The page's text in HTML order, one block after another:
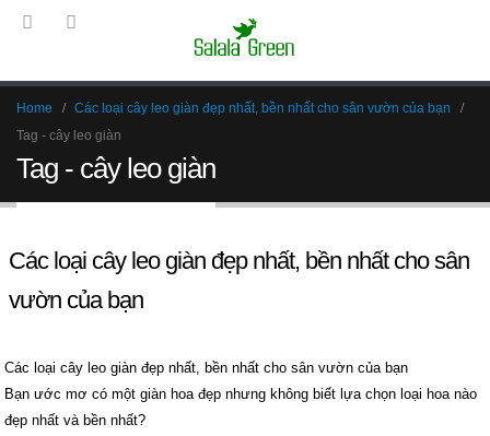
Home
Các loại cây leo giàn đẹp nhất, bền nhất cho sân vườn của bạn
Tag - cây leo giàn
Tag - cây leo giàn
Các loại cây leo giàn đẹp nhất, bền nhất cho sân
vườn của bạn
Các loại cây leo giàn đẹp nhất, bền nhất cho sân vườn của bạn
Bạn ước mơ có một giàn hoa đẹp nhưng không biết lựa chọn loại hoa nào
đẹp nhất và bền nhất?